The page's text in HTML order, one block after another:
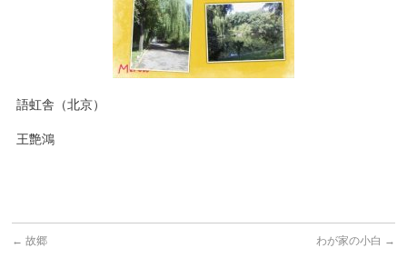
語虹舎（北京）
王艶鴻
← 故郷 わが家の小白 →